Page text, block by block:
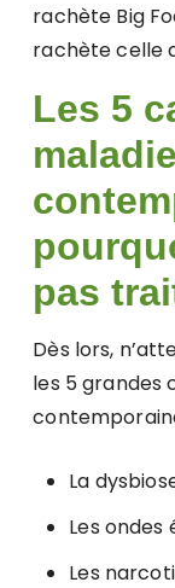
rachète Big
rachète celle
Les 5
pas
Dès lors,
les 5 grandes
La
Les
Les